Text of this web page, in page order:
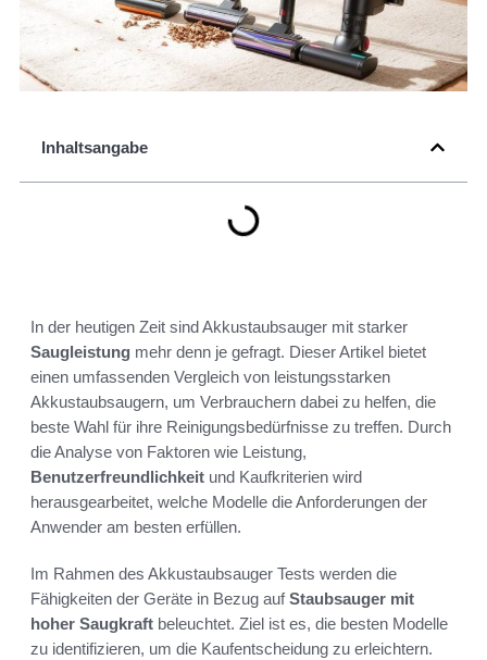
Inhaltsangabe
In der heutigen Zeit sind Akkustaubsauger mit starker
Saugleistung mehr denn je gefragt. Dieser Artikel bietet
einen umfassenden Vergleich von leistungsstarken
Akkustaubsaugern, um Verbrauchern dabei zu helfen, die
beste Wahl für ihre Reinigungsbedürfnisse zu treffen. Durch
die Analyse von Faktoren wie Leistung,
Benutzerfreundlichkeit und Kaufkriterien wird
herausgearbeitet, welche Modelle die Anforderungen der
Anwender am besten erfüllen.
Im Rahmen des Akkustaubsauger Tests werden die
Fähigkeiten der Geräte in Bezug aufStaubsauger mit
hoher Saugkraft beleuchtet. Ziel ist es, die besten Modelle
zu identifizieren, um die Kaufentscheidung zu erleichtern.